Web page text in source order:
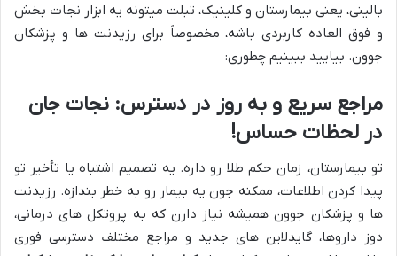
بالینی، یعنی بیمارستان و کلینیک، تبلت میتونه یه ابزار نجات بخش
و فوق العاده کاربردی باشه، مخصوصاً برای رزیدنت ها و پزشکان
جوون. بیایید ببینیم چطوری:
مراجع سریع و به روز در دسترس: نجات جان
در لحظات حساس!
تو بیمارستان، زمان حکم طلا رو داره. یه تصمیم اشتباه یا تأخیر تو
پیدا کردن اطلاعات، ممکنه جون یه بیمار رو به خطر بندازه. رزیدنت
ها و پزشکان جوون همیشه نیاز دارن که به پروتکل های درمانی،
دوز داروها، گایدلاین های جدید و مراجع مختلف دسترسی فوری